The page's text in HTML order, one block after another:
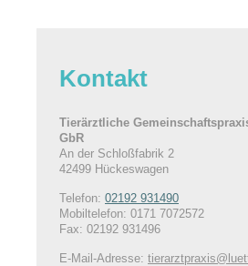
Kontakt
Tierärztliche
GbR
An der Schloßfabrik 2
42499 Hückeswagen
Telefon: 02192 931490
Mobiltelefon: 0171 7072572
Fax: 02192 931496
E-Mail-Adresse: